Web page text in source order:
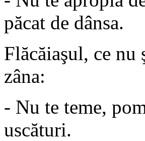
păcat de dânsa.
Flăcăiaşul, ce
zâna:
- Nu te teme,
uscături.